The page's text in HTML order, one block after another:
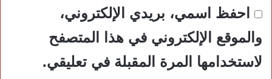
احفظ اسمي، بريدي الإلكتروني،
والموقع الإلكتروني في هذا المتصفح
لاستخدامها المرة المقبلة في تعليقي.